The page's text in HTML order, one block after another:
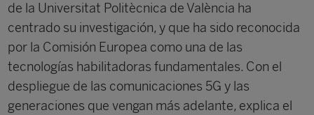
de la Universitat Politècnica de València ha
centrado su investigación, y que ha sido reconocida
por la Comisión Europea como una de las
tecnologías habilitadoras fundamentales. Con el
despliegue de las comunicaciones 5G y las
generaciones que vengan más adelante, explica el